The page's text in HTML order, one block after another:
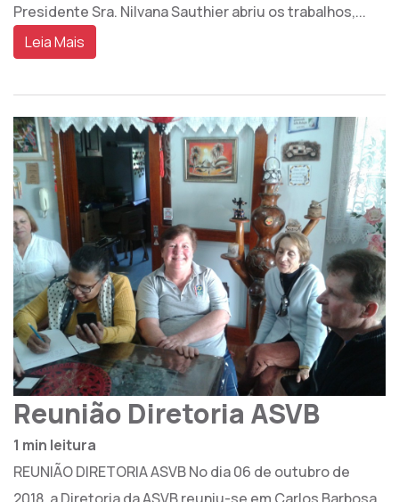
Presidente Sra. Nilvana Sauthier abriu os trabalhos,...
Leia Mais
Reunião Diretoria ASVB
1 min leitura
REUNIÃO DIRETORIA ASVB No dia 06 de outubro de